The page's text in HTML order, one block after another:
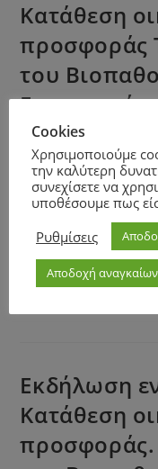
Κατάθεση
προσφοράς
του
Σας
για την
μέτρησης
4 Συσκ
Εκδήλωση
Κατάθεση
προσφοράς.
Cookies
Χρησιμοποιούμε
την καλύτερη
συνεχίσετε να
υποθέσουμε πως
Ρυθμίσεις
Αποδοχή